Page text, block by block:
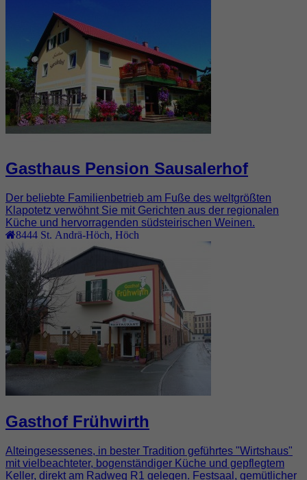
Gasthaus Pension Sausalerhof
Der beliebte Familienbetrieb am Fuße des weltgrößten
Klapotetz verwöhnt Sie mit Gerichten aus der regionalen
Küche und hervorragenden südsteirischen Weinen.
8444 St. Andrä-Höch Höch
Gasthof Frühwirth
Alteingesessenes, in bester Tradition geführtes "Wirtshaus"
mit vielbeachteter, bogenständiger Küche und gepflegtem
Keller, direkt am Radweg R1 gelegen. Festsaal, gemütlicher